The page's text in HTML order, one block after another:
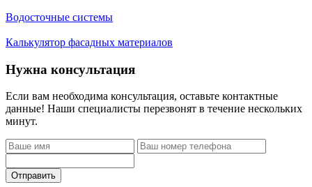
Водосточные системы
Калькулятор фасадных материалов
Нужна консультация
Если вам необходима консультация, оставьте контактные
данные! Наши специалисты перезвонят в течение нескольких
минут.
Отправить